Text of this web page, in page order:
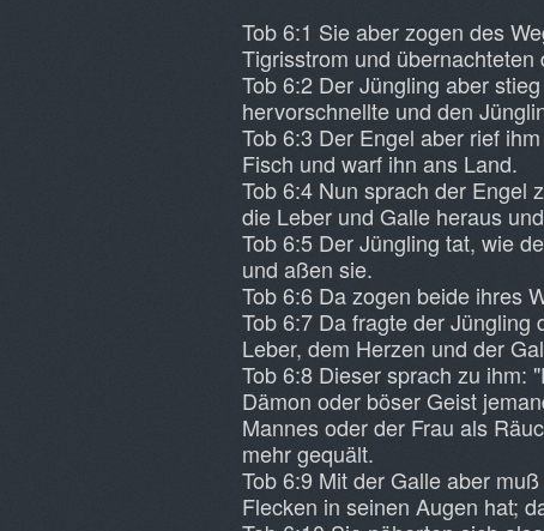
Tob 6:1 Sie aber zogen des
Tigrisstrom und übernachteten
Tob 6:2 Der Jüngling aber
hervorschnellte und den
Tob 6:3 Der Engel aber rief
Fisch und warf ihn ans Land.
Tob 6:4 Nun sprach der Engel
die Leber und Galle heraus
Tob 6:5 Der Jüngling tat, wie
und aßen sie.
Tob 6:6 Da zogen beide ihres
Tob 6:7 Da fragte der
Leber, dem Herzen und der
Tob 6:8 Dieser sprach zu ihm:
Dämon oder böser Geist
Mannes oder der Frau als
mehr gequält.
Tob 6:9 Mit der Galle aber
Flecken in seinen Augen hat;